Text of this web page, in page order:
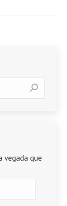
vegada que